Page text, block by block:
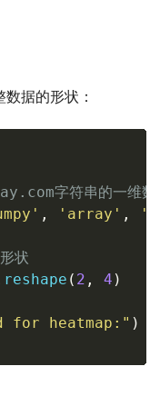
据的形状：
字符串的一维数
, 'array' ,
状
reshape ( 2 , 4 )
for heatmap:" )